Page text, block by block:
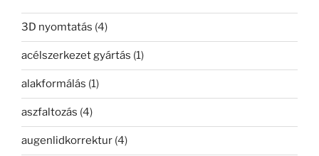
3D nyomtatás (4)
acélszerkezet gyártás (1)
alakformálás (1)
aszfaltozás (4)
augenlidkorrektur (4)